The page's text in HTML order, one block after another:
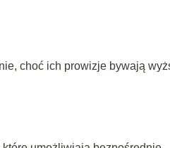
choć ich prowizje bywają